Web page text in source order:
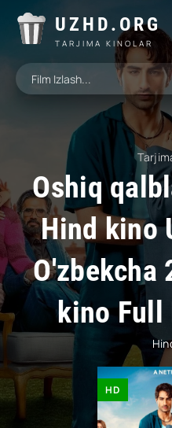
UZHD.ORG
TARJIMA KINOLAR
Oshiq
Hind kino
O'zbekcha
kino Full
HD